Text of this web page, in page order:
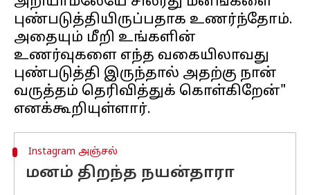
புண்படுத்தியிருப்பதாக உணர்ந்தோம்.
அதையும் மீறி உங்களின்
உணர்வுகளை எந்த வகையிலாவது
புண்படுத்தி இருந்தால் அதற்கு நான்
வருத்தம் தெரிவித்துக் கொள்கிறேன்"
Instagram அஞ்சல்
மனம் திறந்த நயன்தாரா